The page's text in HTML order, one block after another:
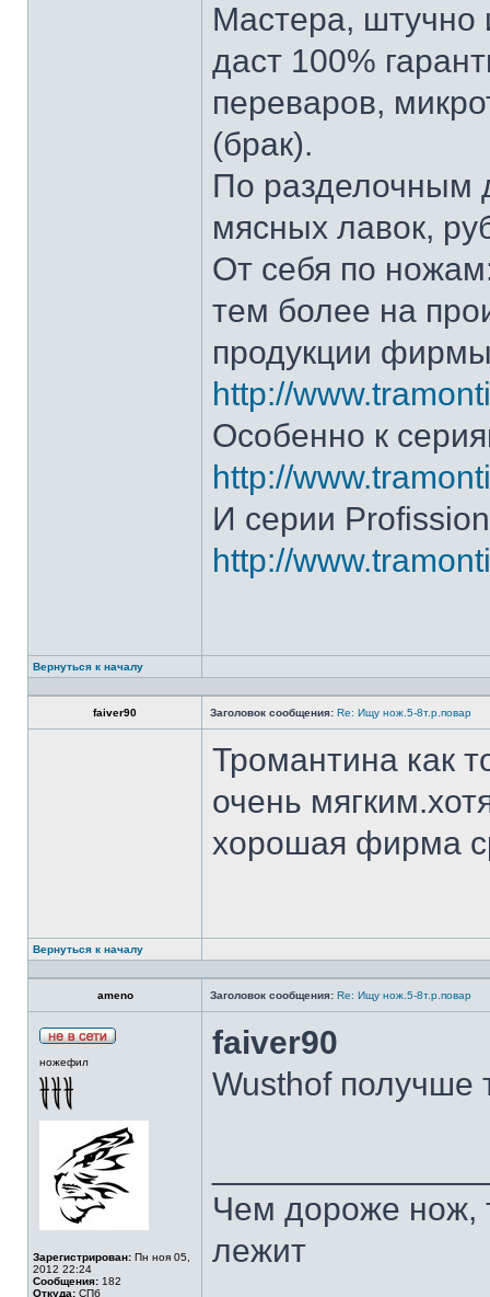
Мастера, штучно
даст 100%
переваров,
(брак).
По разделочным
мясных лавок,
От себя по
тем более на
продукции
http://
Особенно к
http://
И серии
http://
Вернуться к началу
faiver90 Заголовок сообщения: Re: Ищу нож.5-8т.р.повар
Тромантина как
очень
хорошая фирма
Вернуться к началу
ameno Заголовок сообщения: Re: Ищу нож.5-8т.р.повар
ножефил
Зарегистрирован: Пн ноя 05,
2012 22:24
Сообщения: 182
Откуда: СПб
faiver90
Wusthof получше
Чем дороже нож,
лежит